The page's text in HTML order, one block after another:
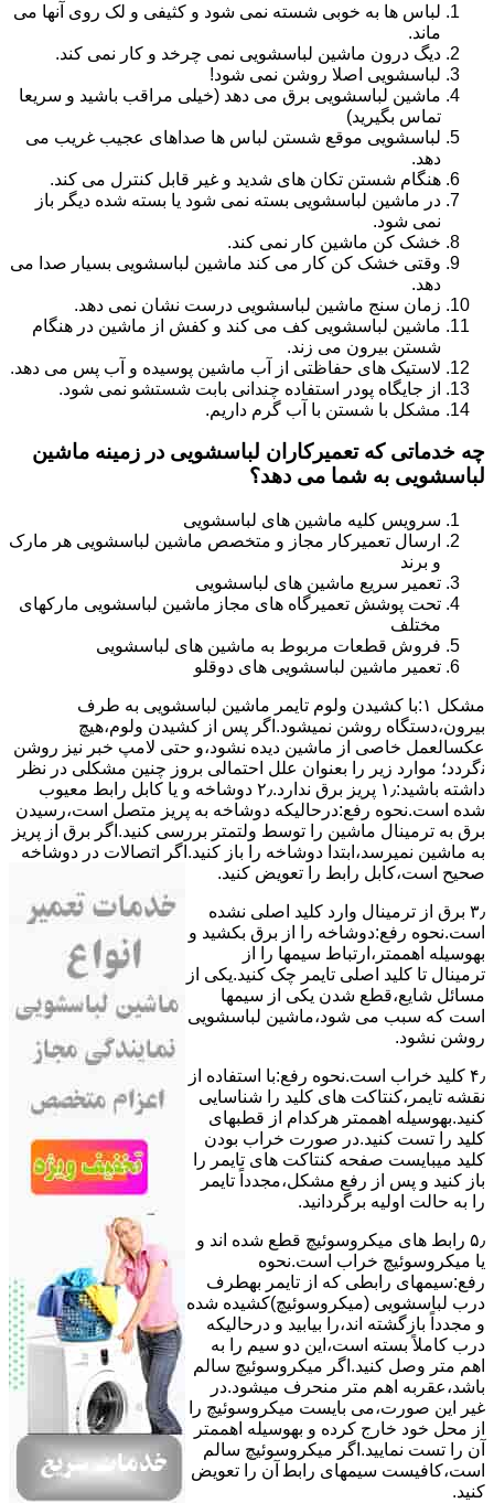
لباس ها به خوبی شسته نمی شود و کثیفی و لک روی آنها می
ماند.
دیگ درون ماشین لباسشویی نمی چرخد و کار نمی کند.
لباسشویی اصلا روشن نمی شود!
ماشین لباسشویی برق می دهد (خیلی مراقب باشید و سریعا
تماس بگیرید)
لباسشویی موقع شستن لباس ها صداهای عجیب غریب می
دهد.
هنگام شستن تکان های شدید و غیر قابل کنترل می کند.
در ماشین لباسشویی بسته نمی شود یا بسته شده دیگر باز
نمی شود.
خشک کن ماشین کار نمی کند.
وقتی خشک کن کار می کند ماشین لباسشویی بسیار صدا می
دهد.
زمان سنج ماشین لباسشویی درست نشان نمی دهد.
ماشین لباسشویی کف می کند و کفش از ماشین در هنگام
شستن بیرون می زند.
لاستیک های حفاظتی از آب ماشین پوسیده و آب پس می دهد.
از جایگاه پودر استفاده چندانی بابت شستشو نمی شود.
مشکل با شستن با آب گرم داریم.
چه خدماتی که تعمیرکاران لباسشویی در زمینه ماشین
لباسشویی به شما می دهد؟
سرویس کلیه ماشین های لباسشویی
ارسال تعمیرکار مجاز و متخصص ماشین لباسشویی هر مارک
و برند
تعمیر سریع ماشین های لباسشویی
تحت پوشش تعمیرگاه های مجاز ماشین لباسشویی مارکهای
مختلف
فروش قطعات مربوط به ماشین های لباسشویی
تعمیر ماشین لباسشویی های دوقلو
مشکل ۱:ﺑﺎ ﮐﺸﯿﺪن وﻟﻮم ﺗﺎﯾﻤﺮ ماشین لباسشویی به طرف
ﺑﯿﺮون،دستگاه روﺷﻦ نمیشود.اﮔﺮ ﭘﺲ از ﮐﺸﯿﺪن وﻟﻮم،ﻫﯿﭻ
عکسالعمل ﺧﺎﺻﯽ از ﻣﺎﺷﯿﻦ دﯾﺪه نشود،و حتی ﻻﻣﭗ ﺧﺒﺮ ﻧﯿﺰ روﺷﻦ
ﻧگردد؛ موارد زیر را بعنوان ﻋﻠﻞ احتمالی بروز چنین مشکلی در نظر
داشته باشید:۱٫ ﭘﺮﯾﺰ ﺑﺮق ﻧﺪارد.۲٫ دوﺷﺎﺧﻪ و ﯾﺎ ﮐﺎﺑﻞ راﺑﻂ ﻣﻌﯿﻮب
ﺷﺪه است.نحوه رفع:درحالیکه دوﺷﺎﺧﻪ ﺑﻪ ﭘﺮﯾﺰ ﻣﺘﺼﻞ اﺳﺖ،رﺳﯿﺪن
ﺑﺮق ﺑﻪ ﺗﺮﻣﯿﻨﺎل ﻣﺎﺷﯿﻦ را ﺗﻮﺳﻂ ولتمتر بررسی ﮐﻨﯿﺪ.اﮔﺮ ﺑﺮق از ﭘﺮﯾﺰ
ﺑﻪ ﻣﺎﺷﯿﻦ نمیرسد،اﺑﺘﺪا دوشاخه را باز کنید.اﮔﺮ اﺗﺼﺎﻻت در دوشاخه
ﺻﺤﯿﺢ اﺳﺖ،ﮐﺎﺑﻞ راﺑﻂ را ﺗﻌﻮﯾﺾ کنید.
۳٫ ﺑﺮق از ﺗﺮﻣﯿﻨﺎل وارد ﮐﻠﯿﺪ اﺻﻠﯽ ﻧﺸﺪه
است.نحوه رﻓﻊ:دوشاخه را از ﺑﺮق بکشید و
بهوسیله اهممتر،ارﺗﺒﺎط سیمها را از
ﺗﺮﻣﯿﻨﺎل ﺗﺎ ﮐﻠﯿﺪ اﺻﻠﯽ ﺗﺎﯾﻤﺮ چک کنید.یکی از
مسائل شایع،ﻗﻄﻊ شدن ﯾﮑﯽ از سیمها
است که سبب می شود،ﻣﺎﺷﯿﻦ لباسشویی
روﺷﻦ نشود.
۴٫ ﮐﻠﯿﺪ ﺧﺮاب اﺳﺖ.نحوه رفع:ﺑﺎ اﺳﺘﻔﺎده از
ﻧﻘﺸﻪ ﺗﺎﯾﻤﺮ،ﮐﻨﺘﺎﮐﺖ ﻫﺎی ﮐﻠﯿﺪ را ﺷﻨﺎﺳﺎﯾﯽ
کنید.بهوسیله اهممتر هرکدام از قطبهای
ﮐﻠﯿﺪ را ﺗﺴﺖ ﮐﻨﯿﺪ.در ﺻﻮرت ﺧﺮاب ﺑﻮدن
ﮐﻠﯿﺪ میبایست ﺻﻔﺤﻪ ﮐﻨﺘﺎﮐﺖ ﻫﺎی ﺗﺎﯾﻤﺮ را
باز کنید و ﭘﺲ از رﻓﻊ مشکل،مجدداً ﺗﺎﯾﻤﺮ
را به حالت اوﻟﯿﻪ برگردانید.
۵٫ رابط های ﻣﯿﮑﺮوﺳﻮﺋﯿﭻ ﻗﻄﻊ شده اند و
ﯾﺎ ﻣﯿﮑﺮوﺳﻮﺋﯿﭻ ﺧﺮاب اﺳﺖ.نحوه
رفع:سیمهای راﺑﻄﯽ ﮐﻪ از ﺗﺎﯾﻤﺮ بهطرف
درب لباسشویی (ﻣﯿﮑﺮوﺳﻮﺋﯿﭻ)کشیده شده
و مجدداً بازگشته اند،را ﺑﯿﺎﺑﯿﺪ و درحالیکه
درب کاملاً ﺑﺴﺘﻪ اﺳﺖ،اﯾﻦ دو ﺳﯿﻢ را ﺑﻪ
اﻫﻢ ﻣﺘﺮ وصل کنید.اﮔﺮ ﻣﯿﮑﺮوﺳﻮﺋﯿﭻ ﺳﺎﻟﻢ
ﺑﺎﺷﺪ،ﻋﻘﺮﺑﻪ اهم متر ﻣﻨﺤﺮف میشود.در
ﻏﯿﺮ اﯾﻦ ﺻﻮرت،می بایست ﻣﯿﮑﺮوﺳﻮﺋﯿﭻ را
از ﻣﺤﻞ خود ﺧﺎرج کرده و بهوسیله اهممتر
آن را ﺗﺴﺖ ﻧﻤﺎﯾﯿﺪ.اﮔﺮ ﻣﯿﮑﺮوﺳﻮﺋﯿﭻ ﺳﺎﻟﻢ
اﺳﺖ،ﮐﺎﻓﯿﺴﺖ سیمهای راﺑﻄ آن را ﺗﻌﻮﯾﺾ
کنید.